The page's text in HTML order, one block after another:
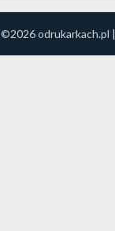
©2026 odrukarkach.pl |